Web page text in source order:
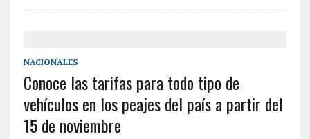
NACIONALES
Conoce las tarifas para todo tipo de
vehículos en los peajes del país a partir del
15 de noviembre